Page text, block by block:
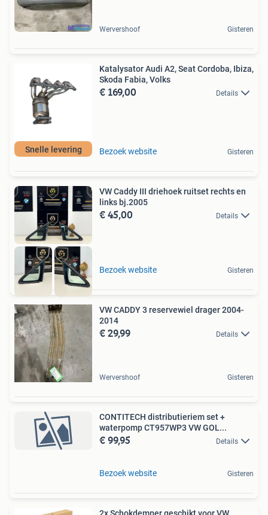
Wervershoof Gisteren
Snelle levering
Katalysator Audi A2, Seat Cordoba, Ibiza,
Skoda Fabia, Volks
€ 169,00 Details
Bezoek website Gisteren
VW Caddy III driehoek ruitset rechts en
links bj.2005
€ 45,00 Details
Bezoek website Gisteren
VW CADDY 3 reservewiel drager 2004-
2014
€ 29,99 Details
Wervershoof Gisteren
CONTITECH distributieriem set +
waterpomp CT957WP3 VW GOL...
€ 99,95 Details
Bezoek website Gisteren